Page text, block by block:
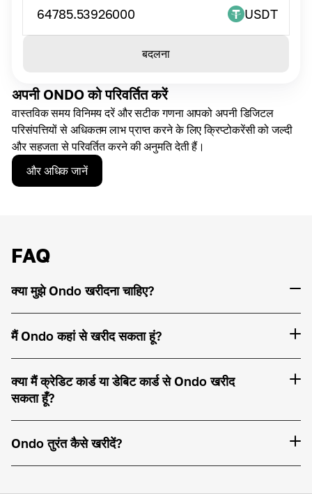
अपनी ONDO को परिवर्तित करें
वास्तविक समय विनिमय दरें और सटीक गणना आपको अपनी डिजिटल
परिसंपत्तियों से अधिकतम लाभ प्राप्त करने के लिए क्रिप्टोकरेंसी को जल्दी
और सहजता से परिवर्तित करने की अनुमति देती हैं।
और अधिक जानें
64785.53926000 USDT
बदलना
FAQ
क्या मुझे Ondo खरीदना चाहिए?
मैं Ondo कहां से खरीद सकता हूं?
क्या मैं क्रेडिट कार्ड या डेबिट कार्ड से Ondo खरीद
सकता हूँ?
Ondo तुरंत कैसे खरीदें?